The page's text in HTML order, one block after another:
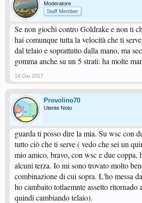
Moderatore
Staff Member
Se non giochi contro Goldrake e non ti
hai comunque tutta la velocità che ti
dal telaio e soprattutto dalla mano, ma
gomma anche su un 5 strati: ha molte
14 Giu 2017
Provolino70
Utente Noto
guarda ti posso dire la mia. Su wsc con
tutto ciò che ti serve ( vedo che sei un
mio amico, bravo, con wsc e due coppa,
alcuni terza. Io mi sono trovato molto
combinazione di cui sopra. L'ho messa
ho cambaito totlaemnte assetto ritornado
quindi cambiando telaio).